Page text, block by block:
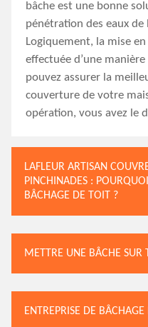
bâche est une bonne
pénétration des eaux de
Logiquement, la mise
effectuée d’une
pouvez assurer la
couverture de votre
opération, vous avez le
LAFLEUR ARTISAN
PINCHINADES :
BÂCHAGE DE TOIT ?
METTRE UNE BÂCHE SUR
ENTREPRISE DE